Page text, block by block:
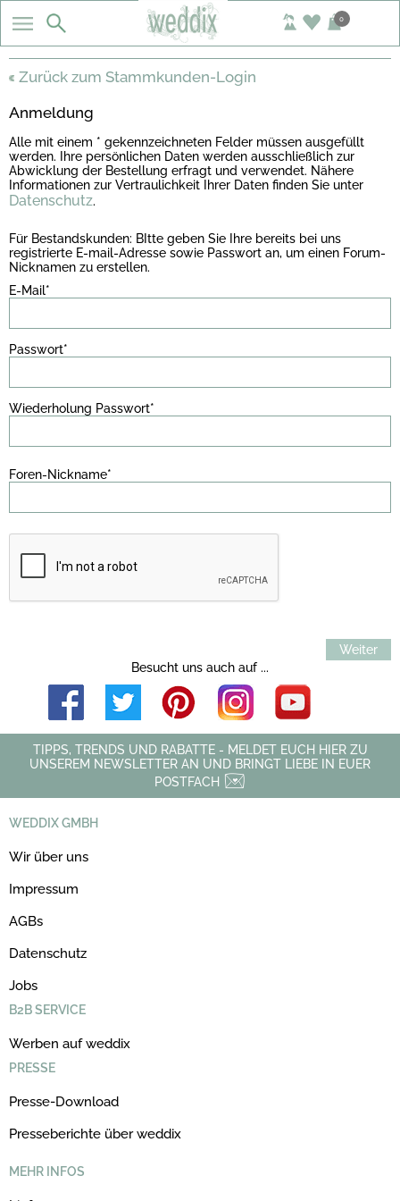
0
Zurück zum Stammkunden-Login
Anmeldung
Alle mit einem * gekennzeichneten Felder müssen ausgefüllt
werden. Ihre persönlichen Daten werden ausschließlich zur
Abwicklung der Bestellung erfragt und verwendet. Nähere
Informationen zur Vertraulichkeit Ihrer Daten finden Sie unter
Datenschutz.
Für Bestandskunden: BItte geben Sie Ihre bereits bei uns
registrierte E-mail-Adresse sowie Passwort an, um einen Forum-
Nicknamen zu erstellen.
E-Mail*
Passwort*
Wiederholung Passwort*
Foren-Nickname*
Weiter
Besucht uns auch auf ...
TIPPS, TRENDS UND RABATTE - MELDET EUCH HIER ZU
UNSEREM NEWSLETTER AN UND BRINGT LIEBE IN EUER
POSTFACH
WEDDIX GMBH
Wir über uns
Impressum
AGBs
Datenschutz
Jobs
B2B SERVICE
Werben auf weddix
PRESSE
Presse-Download
Presseberichte über weddix
MEHR INFOS